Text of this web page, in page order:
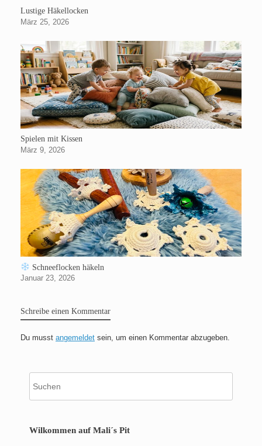
Lustige Häkellocken
März 25, 2026
Spielen mit Kissen
März 9, 2026
Schneeflocken häkeln
Januar 23, 2026
Schreibe einen Kommentar
Du musst angemeldet sein, um einen Kommentar abzugeben.
nach:
Wilkommen auf Mali´s Pit